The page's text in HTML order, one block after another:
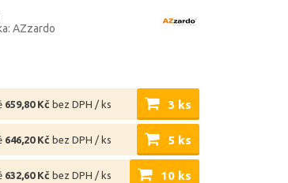
AZzardo
659,80 Kč bez DPH / ks 3 ks
646,20 Kč bez DPH / ks 5 ks
632,60 Kč bez DPH / ks 10 ks